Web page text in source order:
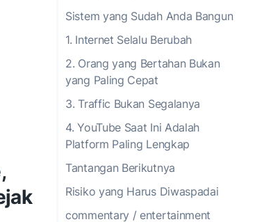
Sistem yang Sudah Anda Bangun
1. Internet Selalu Berubah
2. Orang yang Bertahan Bukan
yang Paling Cepat
3. Traffic Bukan Segalanya
4. YouTube Saat Ini Adalah
Platform Paling Lengkap
Tantangan Berikutnya
Risiko yang Harus Diwaspadai
commentary / entertainment